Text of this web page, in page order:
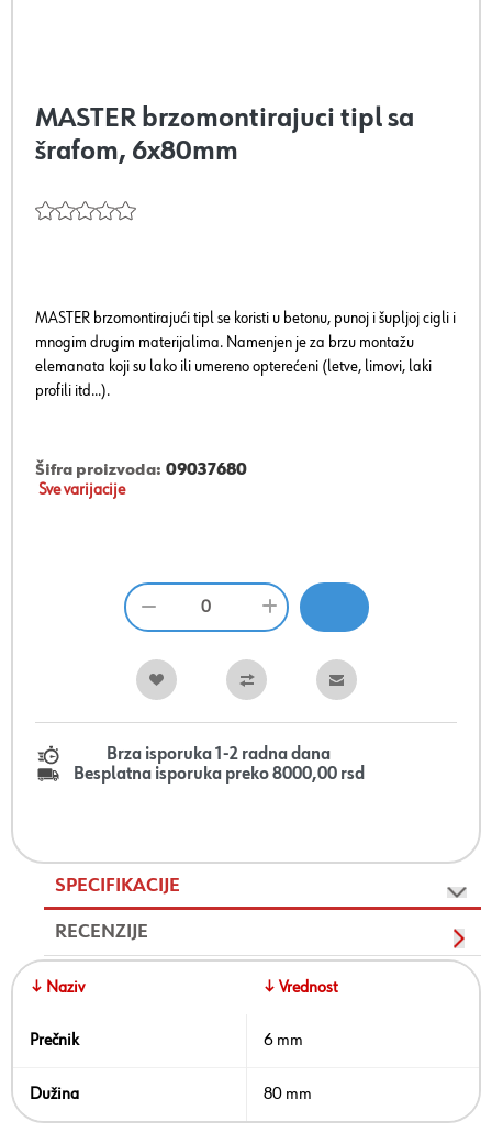
MASTER brzomontirajuci tipl sa
šrafom, 6x80mm
MASTER brzomontirajući tipl se koristi u betonu, punoj i šupljoj cigli i
mnogim drugim materijalima. Namenjen je za brzu montažu
elemanata koji su lako ili umereno opterećeni (letve, limovi, laki
profili itd...).
Šifra proizvoda: 09037680
Sve varijacije
Brza isporuka 1-2 radna dana
Besplatna isporuka preko 8000,00 rsd
SPECIFIKACIJE
RECENZIJE
↓ Naziv ↓ Vrednost
Prečnik 6 mm
Dužina 80 mm